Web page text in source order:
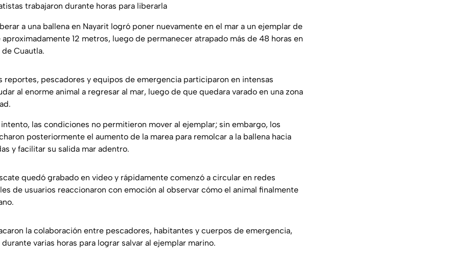
trabajaron durante horas para liberarla
a una ballena en Nayarit logró poner nuevamente en el mar a un ejemplar de
aproximadamente 12 metros, luego de permanecer atrapado más de 48 horas en
de Cuautla.
reportes, pescadores y equipos de emergencia participaron en intensas
al enorme animal a regresar al mar, luego de que quedara varado en una zona
las condiciones no permitieron mover al ejemplar; sin embargo, los
posteriormente el aumento de la marea para remolcar a la ballena hacia
y facilitar su salida mar adentro.
quedó grabado en video y rápidamente comenzó a circular en redes
de usuarios reaccionaron con emoción al observar cómo el animal finalmente
la colaboración entre pescadores, habitantes y cuerpos de emergencia,
varias horas para lograr salvar al ejemplar marino.